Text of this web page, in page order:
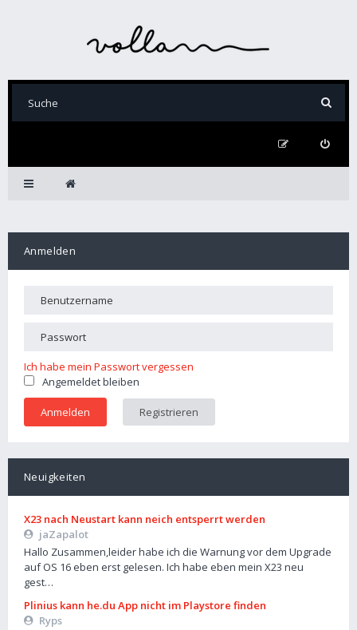
Anmelden
Ich habe mein Passwort vergessen
Angemeldet bleiben
Registrieren
Neuigkeiten
X23 nach Neustart kann neich entsperrt werden
jaZapalot
Hallo Zusammen,leider habe ich die Warnung vor dem Upgrade
auf OS 16 eben erst gelesen. Ich habe eben mein X23 neu
gest…
Plinius kann he.du App nicht im Playstore finden
Ryps